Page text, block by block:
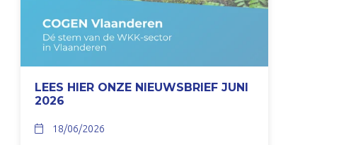
LEES HIER ONZE NIEUWSBRIEF JUNI
2026
18/06/2026